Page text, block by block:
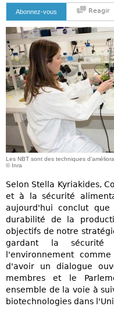
Abonnez-vous Reagir
Les NBT sont des techniques
© Inra
Selon Stella Kyriakides,
et à la sécurité
aujourd'hui conclut
durabilité de la
objectifs de notre
gardant la sécurité
l'environnement
d'avoir un dialogue
membres et le
ensemble de la voie à
biotechnologies dans